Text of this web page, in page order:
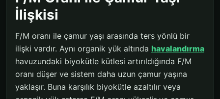
İlişkisi
F/M oranı ile çamur yaşı arasında ters yönlü bir
ilişki vardır. Aynı organik yük altında havalandırma
havuzundaki biyokütle kütlesi artırıldığında F/M
oranı düşer ve sistem daha uzun çamur yaşına
yaklaşır. Buna karşılık biyokütle azaltılır veya